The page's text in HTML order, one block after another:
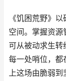
《饥困荒野》
空间。掌握资
可从被动求生转
每一处哨位，都
上这场由脆弱到